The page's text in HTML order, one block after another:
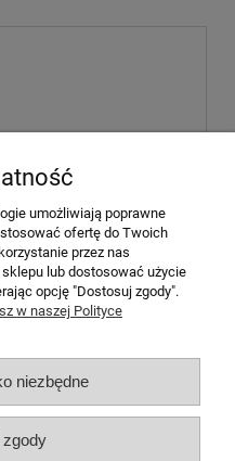
umożliwiają poprawne
ofertę do Twoich
przez nas
lub dostosować użycie
opcję "Dostosuj zgody".
w naszej Polityce
niezbędne